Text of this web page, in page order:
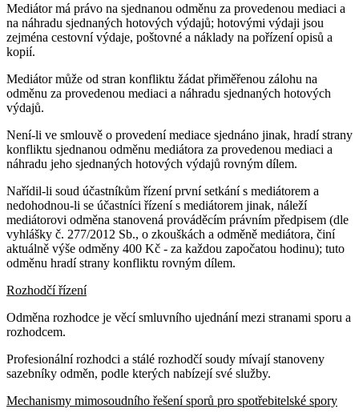
Mediátor má právo na sjednanou odměnu za provedenou mediaci a
na náhradu sjednaných hotových výdajů; hotovými výdaji jsou
zejména cestovní výdaje, poštovné a náklady na pořízení opisů a
kopií.
Mediátor může od stran konfliktu žádat přiměřenou zálohu na
odměnu za provedenou mediaci a náhradu sjednaných hotových
výdajů.
Není-li ve smlouvě o provedení mediace sjednáno jinak, hradí strany
konfliktu sjednanou odměnu mediátora za provedenou mediaci a
náhradu jeho sjednaných hotových výdajů rovným dílem.
Nařídil-li soud účastníkům řízení první setkání s mediátorem a
nedohodnou-li se účastníci řízení s mediátorem jinak, náleží
mediátorovi odměna stanovená prováděcím právním předpisem (dle
vyhlášky č. 277/2012 Sb., o zkouškách a odměně mediátora, činí
aktuálně výše odměny 400 Kč - za každou započatou hodinu); tuto
odměnu hradí strany konfliktu rovným dílem.
Rozhodčí řízení
Odměna rozhodce je věcí smluvního ujednání mezi stranami sporu a
rozhodcem.
Profesionální rozhodci a stálé rozhodčí soudy mívají stanoveny
sazebníky odměn, podle kterých nabízejí své služby.
Mechanismy mimosoudního řešení sporů pro spotřebitelské spory